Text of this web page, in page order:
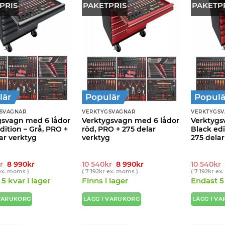
med 6 lådor
– Grå, PRO +
verktyg
Det
ursprungliga
priset
var:
540kr.
8 990krDet
är:
moms )
kvar i lager
PAKETPRIS
Populär
VERKTYGSVAGNAR
Verktygsvagn med 6 lådor
röd, PRO + 275 delar
verktyg
10 540kr Det
ursprungliga
priset
var:
540kr.
8 990krDet
(7 192kr ex. moms )
Finns i lager
LÄGG I VARUKORG
Black
275
10 540kr
(7 192kr ex.
Endast
LÄGG I